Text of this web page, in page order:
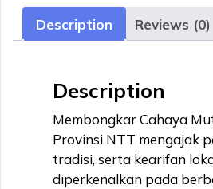
Description Reviews (0)
Description
Membongkar Cahaya
Provinsi NTT mengajak
tradisi, serta kearifan
diperkenalkan pada